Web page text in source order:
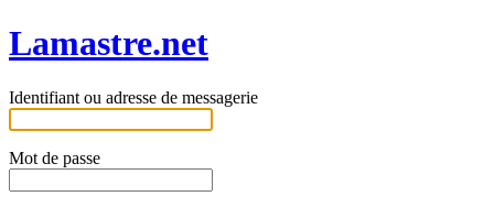
Lamastre.net
Identifiant ou adresse de messagerie
Mot de passe